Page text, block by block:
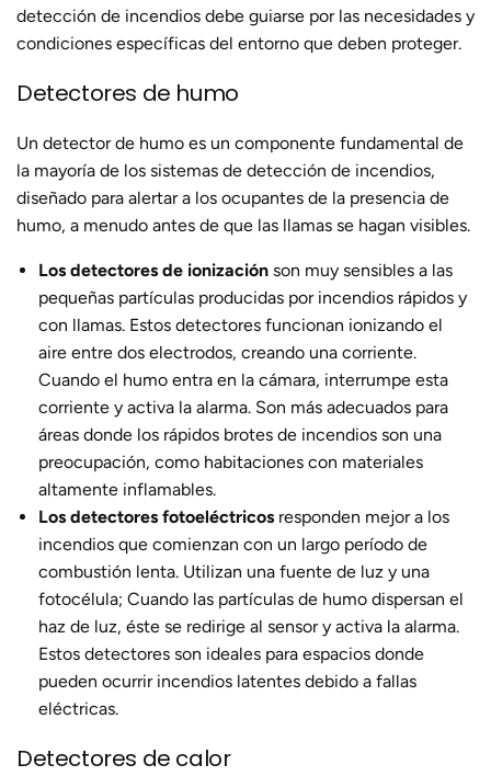
detección de incendios debe guiarse por las necesidades y
condiciones específicas del entorno que deben proteger.
Detectores de humo
Un detector de humo es un componente fundamental de
la mayoría de los sistemas de detección de incendios,
diseñado para alertar a los ocupantes de la presencia de
humo, a menudo antes de que las llamas se hagan visibles.
Los detectores de ionización son muy sensibles a las
pequeñas partículas producidas por incendios rápidos y
con llamas. Estos detectores funcionan ionizando el
aire entre dos electrodos, creando una corriente.
Cuando el humo entra en la cámara, interrumpe esta
corriente y activa la alarma. Son más adecuados para
áreas donde los rápidos brotes de incendios son una
preocupación, como habitaciones con materiales
altamente inflamables.
Los detectores fotoeléctricos responden mejor a los
incendios que comienzan con un largo período de
combustión lenta. Utilizan una fuente de luz y una
fotocélula; Cuando las partículas de humo dispersan el
haz de luz, éste se redirige al sensor y activa la alarma.
Estos detectores son ideales para espacios donde
pueden ocurrir incendios latentes debido a fallas
eléctricas.
Detectores de calor